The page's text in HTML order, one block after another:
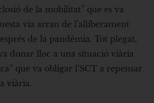
de la mobilitat” que es va
via arran de l’alliberament
de la pandèmia. Tot plegat,
donar lloc a una situació viària
que va obligar l’SCT a repensar
viària.